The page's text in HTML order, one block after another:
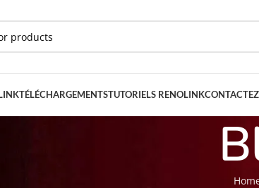
TÉLÉCHARGEMENTSTUTORIELS RENOLINK